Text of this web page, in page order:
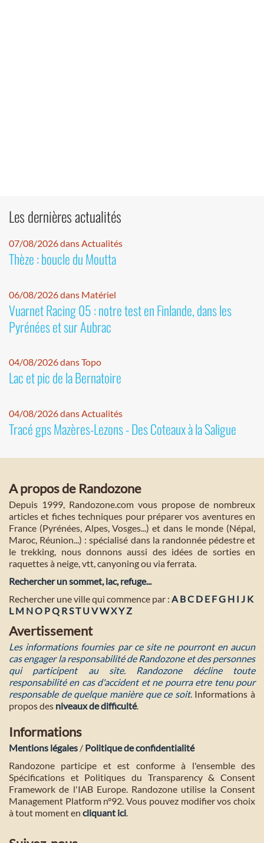
Les dernières actualités
07/08/2026 dans Actualités
Thèze : boucle du Moutta
06/08/2026 dans Matériel
Vuarnet Racing 05 : notre test en Finlande, dans les
Pyrénées et sur Aubrac
04/08/2026 dans Topo
Lac et pic de la Bernatoire
04/08/2026 dans Actualités
Tracé gps Mazères-Lezons - Des Coteaux à la Saligue
A propos de Randozone
Depuis 1999, Randozone.com vous propose de nombreux
articles et fiches techniques pour préparer vos aventures en
France (Pyrénées, Alpes, Vosges...) et dans le monde (Népal,
Maroc, Réunion...) : spécialisé dans la randonnée pédestre et
le trekking, nous donnons aussi des idées de sorties en
raquettes à neige, vtt, canyoning ou via ferrata.
Rechercher un sommet, lac, refuge...
Rechercher une ville qui commence par : A BC D E FG H I J K
L M NO PQ RST U VWXYZ
Avertissement
Les informations fournies par ce site ne pourront en aucun
cas engager la responsabilité de Randozone et des personnes
qui participent au site. Randozone décline toute
responsabilité en cas d'accident et ne pourra etre tenu pour
responsable de quelque manière que ce soit. Informations à
propos des niveaux de difficulté.
Informations
Mentions légales / Politique de confidentialité
Randozone participe et est conforme à l'ensemble des
Spécifications et Politiques du Transparency & Consent
Framework de l'IAB Europe. Randozone utilise la Consent
Management Platform n°92. Vous pouvez modifier vos choix
à tout moment en cliquant ici.